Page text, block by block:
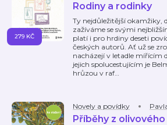
Rodiny a rodinky
Ty nejdůležitější okamžiky,
zažíváme se svými
platí i pro hrdiny deseti
českých autorů. Ať už se
nacházejí v letadle mířícím
jejich spolucestujícím je
hrůzou v raf…
279 KČ
Novely a povídky
Příběhy z